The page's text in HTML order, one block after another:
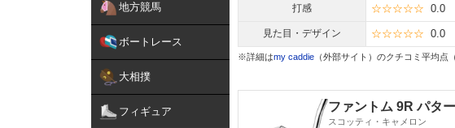
地方競馬
ボートレース
大相撲
フィギュア
打感 ☆☆☆☆☆ 0.0
見た目・デザイン ☆☆☆☆☆ 0.0
※詳細はmy caddie （外部サイト）のクチコミ平均点
ファントム 9R パター
スコッティ・キャメロン